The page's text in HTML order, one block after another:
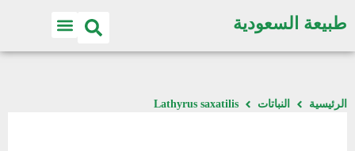
طبيعة السعودية
الرئيسية النباتات Lathyrus saxatilis